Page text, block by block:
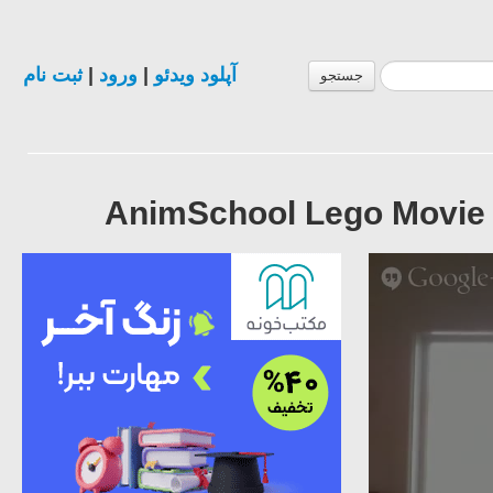
جستجو آپلود ویدئو ورود |ثبت نام
AnimSchool Lego